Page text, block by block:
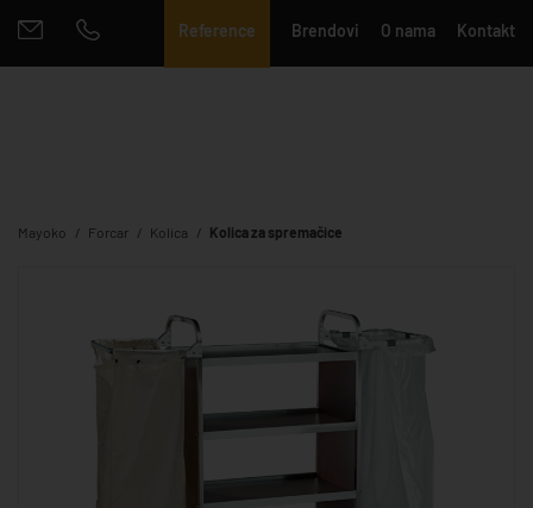
Reference Brendovi O nama Kontakt
Mayoko Forcar Kolica Kolica za spremačice